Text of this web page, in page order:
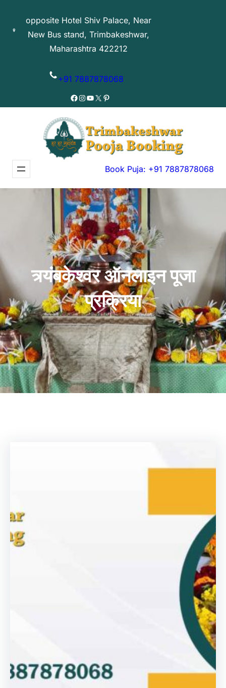
content
opposite Hotel Shiv Palace, Near
New Bus stand, Trimbakeshwar,
Maharashtra 422212
+91 7887878068
Facebook
Instagram
YouTube
X Pinterest
Book Puja: +91 7887878068
त्र्यंबकेश्वर ऑनलाइन पूजा
प्रक्रिया